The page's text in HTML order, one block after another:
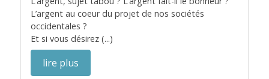
L’argent au coeur du projet de nos sociétés
occidentales ?
Et si vous désirez (...)
lire plus